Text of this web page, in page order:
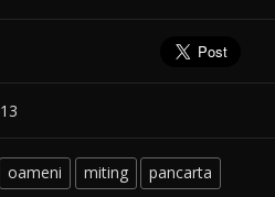
oameni miting
pancarta